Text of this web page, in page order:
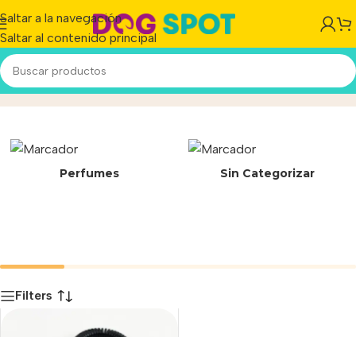
Saltar a la navegación
Saltar al contenido principal
OYEFLYInicio/Producto
Perfumes Sin Categorizar
Filters